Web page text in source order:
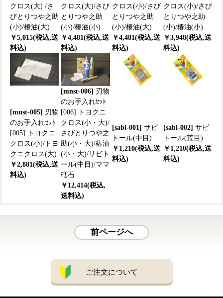
クロス(大) /さ
びとりつや之助
(小)/椿油(大)
￥5,015(税込,送
料込)
クロス(大)/さび
とりつや之助
(小)/椿油(小)
￥4,481(税込,送
料込)
クロス(小)/さび
とりつや之助
(小)/椿油(大)
￥4,481(税込,送
料込)
クロス(小)/さび
とりつや之助
(小)/椿油(小)
￥3,948(税込,送
料込)
[mnst-005] 刃物
のお手入れｾｯﾄ
[005] トヨクニ
クロス(小)/トヨ
クニクロス(大)
￥2,881(税込,送
料込)
[mnst-006] 刃物
のお手入れｾｯﾄ
[006] トヨクニ
クロス(小・大)/
さびとりつや之
助(小・大)/椿油
(小・大)/サビト
ール(中目)/ママ
砥石
￥12,414(税込,
送料込)
[sabi-001] サビ
トール(中目)
￥1,210(税込,送
料込)
[sabi-002] サビ
トール(荒目)
￥1,210(税込,送
料込)
前ページへ
ご注文について